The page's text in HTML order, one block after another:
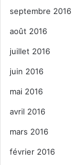
septembre 2016
août 2016
juillet 2016
juin 2016
mai 2016
avril 2016
mars 2016
février 2016